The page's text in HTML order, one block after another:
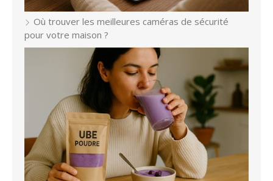
Où trouver les meilleures caméras de sécurité
pour votre maison ?